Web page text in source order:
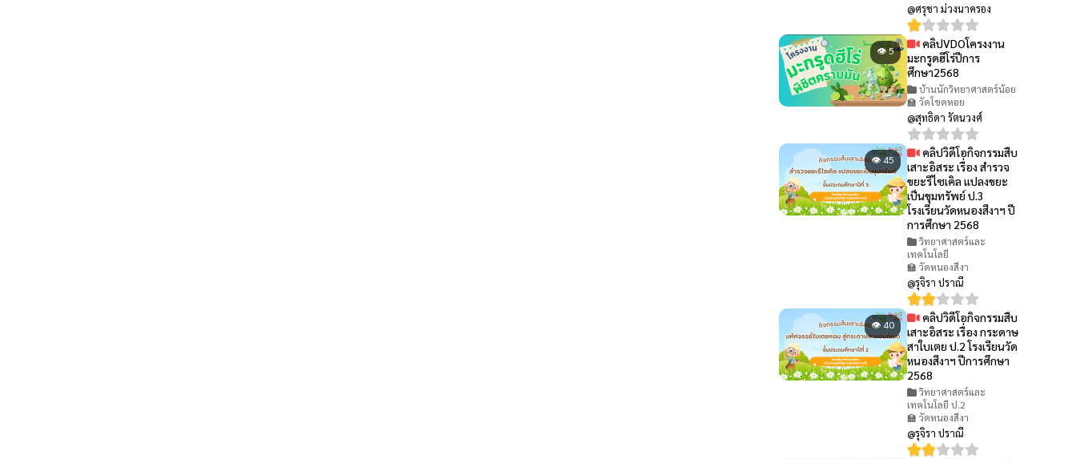
@ศรุชา ม่วงนาครอง
👁 5
คลิปVDOโครงงาน
มะกรูดฮีโร่ปีการ
ศึกษา2568
บ้านนักวิทยาศาสตร์น้อย
🏫 วัดโขดหอย
@สุทธิดา รัตนวงศ์
👁 45
คลิปวิดีโอกิจกรรมสืบ
เสาะอิสระ เรื่อง สำรวจ
ขยะรีไซเคิล แปลงขยะ
เป็นขุมทรัพย์ ป.3
โรงเรียนวัดหนองสีงาฯ ปี
การศึกษา 2568
วิทยาศาสตร์และ
เทคโนโลยี
🏫 วัดหนองสีงา
@รุจิรา ปราณี
👁 40
คลิปวิดีโอกิจกรรมสืบ
เสาะอิสระ เรื่อง กระดาษ
สาใบเตย ป.2 โรงเรียนวัด
หนองสีงาฯ ปีการศึกษา
2568
วิทยาศาสตร์และ
เทคโนโลยี ป.2
🏫 วัดหนองสีงา
@รุจิรา ปราณี